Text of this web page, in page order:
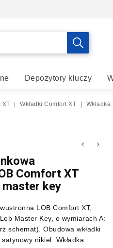
Depozytory kluczy
XT Wkładki Comfort XT
Comfort XT
key
LOB Comfort XT,
Master Key, o wymiarach A:
schemat). Obudowa wkładki
nikiel. Wkładka...